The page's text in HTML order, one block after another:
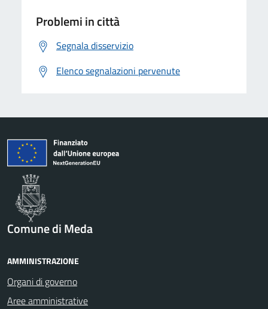
Problemi in città
Segnala disservizio
Elenco segnalazioni pervenute
Comune di Meda
AMMINISTRAZIONE
Organi di governo
Aree amministrative